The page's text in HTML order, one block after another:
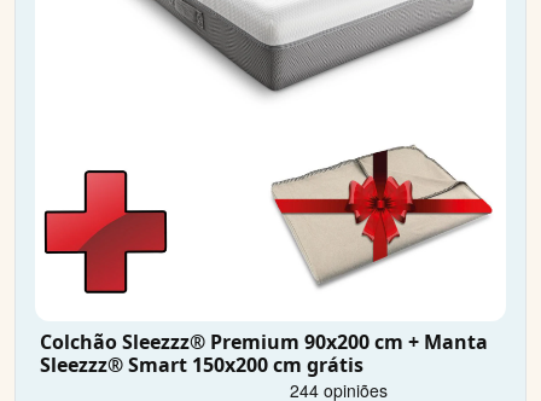
Colchão Sleezzz® Premium 90x200 cm + Manta
Sleezzz® Smart 150x200 cm grátis